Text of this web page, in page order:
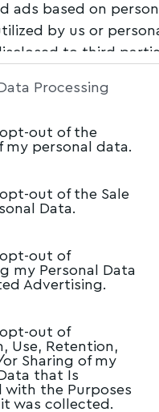
ads based on
by us or
to third
disclosure of your
participants. This
also be disclosed
may further
Processing
out of the
my personal data.
out of the Sale
Data.
out of
my Personal Data
Advertising.
out of
Use, Retention,
Sharing of my
that Is
with the Purposes
was collected.